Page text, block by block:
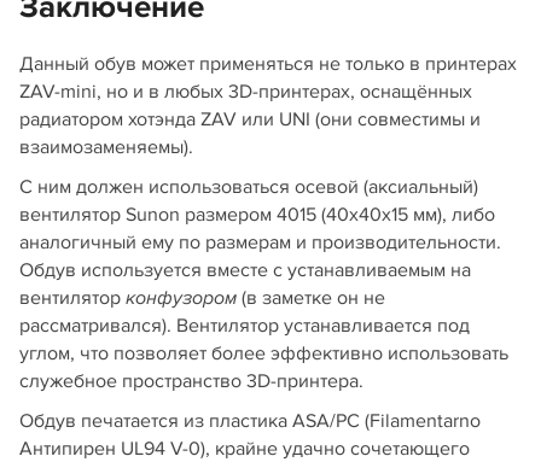
Данный обув может применяться не только в принтерах
ZAV-mini, но и в любых 3D-принтерах, оснащённых
радиатором хотэнда ZAV или UNI (они совместимы и
взаимозаменяемы).
С ним должен использоваться осевой (аксиальный)
вентилятор Sunon размером 4015 (40х40х15 мм), либо
аналогичный ему по размерам и производительности.
Обдув используется вместе с устанавливаемым на
вентилятор конфузором (в заметке он не
рассматривался). Вентилятор устанавливается под
углом, что позволяет более эффективно использовать
служебное пространство 3D-принтера.
Обдув печатается из пластика ASA/PC (Filamentarno
Антипирен UL94 V-0), крайне удачно сочетающего